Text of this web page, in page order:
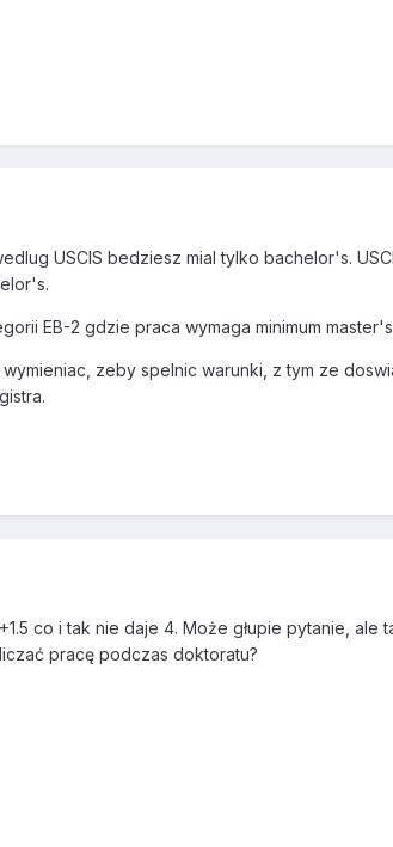
USCIS bedziesz mial tylko bachelor's.
EB-2 gdzie praca wymaga minimum
zeby spelnic warunki, z tym ze
co i tak nie daje 4. Może głupie pytanie,
pracę podczas doktoratu?